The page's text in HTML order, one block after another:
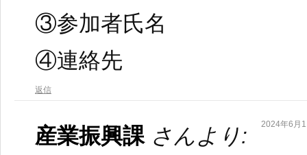
③参加者氏名
④連絡先
返信
産業振興課 さんより: 2024年6月